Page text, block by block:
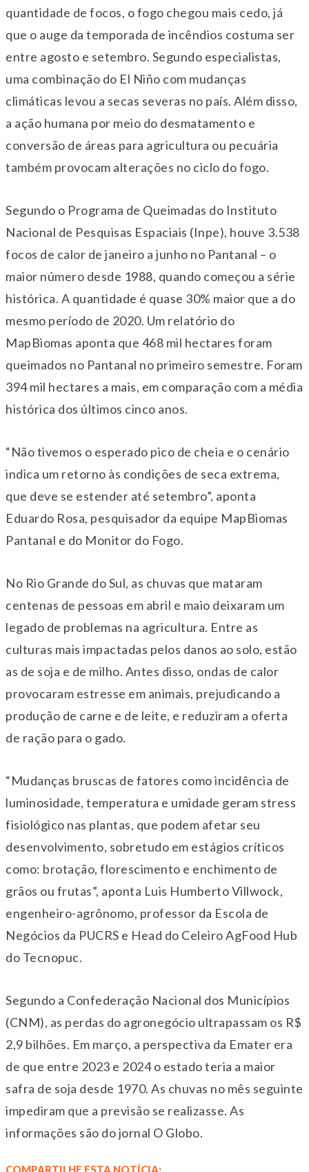
quantidade de focos, o fogo chegou mais cedo, já
que o auge da temporada de incêndios costuma ser
entre agosto e setembro. Segundo especialistas,
uma combinação do El Niño com mudanças
climáticas levou a secas severas no país. Além disso,
a ação humana por meio do desmatamento e
conversão de áreas para agricultura ou pecuária
também provocam alterações no ciclo do fogo.
Segundo o Programa de Queimadas do Instituto
Nacional de Pesquisas Espaciais (Inpe), houve 3.538
focos de calor de janeiro a junho no Pantanal – o
maior número desde 1988, quando começou a série
histórica. A quantidade é quase 30% maior que a do
mesmo período de 2020. Um relatório do
MapBiomas aponta que 468 mil hectares foram
queimados no Pantanal no primeiro semestre. Foram
394 mil hectares a mais, em comparação com a média
histórica dos últimos cinco anos.
“Não tivemos o esperado pico de cheia e o cenário
indica um retorno às condições de seca extrema,
que deve se estender até setembro”, aponta
Eduardo Rosa, pesquisador da equipe MapBiomas
Pantanal e do Monitor do Fogo.
No Rio Grande do Sul, as chuvas que mataram
centenas de pessoas em abril e maio deixaram um
legado de problemas na agricultura. Entre as
culturas mais impactadas pelos danos ao solo, estão
as de soja e de milho. Antes disso, ondas de calor
provocaram estresse em animais, prejudicando a
produção de carne e de leite, e reduziram a oferta
de ração para o gado.
“Mudanças bruscas de fatores como incidência de
luminosidade, temperatura e umidade geram stress
fisiológico nas plantas, que podem afetar seu
desenvolvimento, sobretudo em estágios críticos
como: brotação, florescimento e enchimento de
grãos ou frutas”, aponta Luis Humberto Villwock,
engenheiro-agrônomo, professor da Escola de
Negócios da PUCRS e Head do Celeiro AgFood Hub
do Tecnopuc.
Segundo a Confederação Nacional dos Municípios
(CNM), as perdas do agronegócio ultrapassam os R$
2,9 bilhões. Em março, a perspectiva da Emater era
de que entre 2023 e 2024 o estado teria a maior
safra de soja desde 1970. As chuvas no mês seguinte
impediram que a previsão se realizasse. As
informações são do jornal O Globo.
COMPARTILHE ESTA NOTÍCIA: